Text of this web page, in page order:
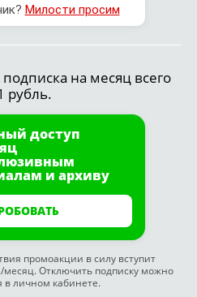
Милости просим
на месяц всего
рубль.
доступ
и архиву
промоакции в силу вступит
Отключить подписку можно
в личном кабинете.